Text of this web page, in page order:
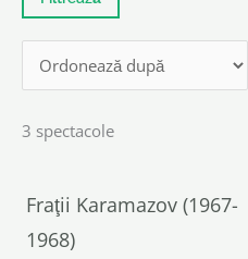
3 spectacole
Fraţii Karamazov (1967-
1968)